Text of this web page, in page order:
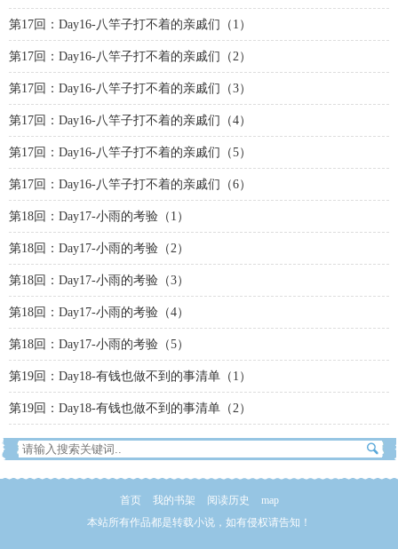
第17回：Day16-八竿子打不着的亲戚们（1）
第17回：Day16-八竿子打不着的亲戚们（2）
第17回：Day16-八竿子打不着的亲戚们（3）
第17回：Day16-八竿子打不着的亲戚们（4）
第17回：Day16-八竿子打不着的亲戚们（5）
第17回：Day16-八竿子打不着的亲戚们（6）
第18回：Day17-小雨的考验（1）
第18回：Day17-小雨的考验（2）
第18回：Day17-小雨的考验（3）
第18回：Day17-小雨的考验（4）
第18回：Day17-小雨的考验（5）
第19回：Day18-有钱也做不到的事清单（1）
第19回：Day18-有钱也做不到的事清单（2）
首页 我的书架 阅读历史
map
本站所有作品都是转载小说，如有侵权请告知！